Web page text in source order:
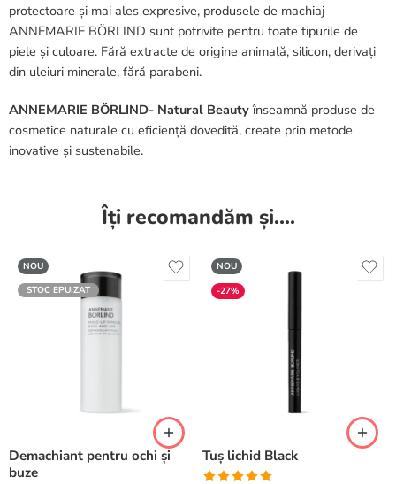
protectoare și mai ales expresive, produsele de machiaj
ANNEMARIE BÖRLIND sunt potrivite pentru toate tipurile de
piele și culoare. Fără extracte de origine animală, silicon, derivați
din uleiuri minerale, fără parabeni.
ANNEMARIE BÖRLIND- Natural Beautyînseamnă produse de
cosmetice naturale cu eficiență dovedită, create prin metode
inovative și sustenabile.
Îți recomandăm și....
NOU
STOC EPUIZAT
Demachiant pentru ochi și
buze
NOU
-27%
Tuș lichid Black